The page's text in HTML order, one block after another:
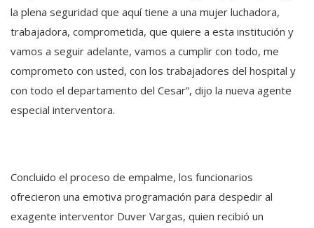
la plena seguridad que aquí tiene a una mujer luchadora,
trabajadora, comprometida, que quiere a esta institución y
vamos a seguir adelante, vamos a cumplir con todo, me
comprometo con usted, con los trabajadores del hospital y
con todo el departamento del Cesar”, dijo la nueva agente
especial interventora.
Concluido el proceso de empalme, los funcionarios
ofrecieron una emotiva programación para despedir al
exagente interventor Duver Vargas, quien recibió un